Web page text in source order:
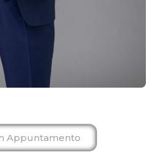
Appuntamento